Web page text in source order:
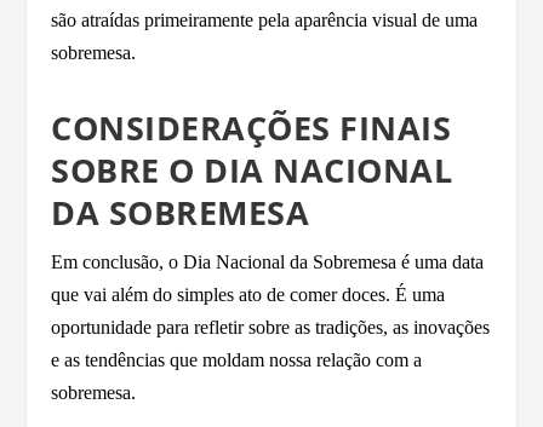
são atraídas primeiramente pela aparência visual de uma
sobremesa.
CONSIDERAÇÕES FINAIS
SOBRE O DIA NACIONAL
DA SOBREMESA
Em conclusão, o Dia Nacional da Sobremesa é uma data
que vai além do simples ato de comer doces. É uma
oportunidade para refletir sobre as tradições, as inovações
e as tendências que moldam nossa relação com a
sobremesa.